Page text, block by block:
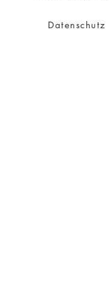
Datenschutz